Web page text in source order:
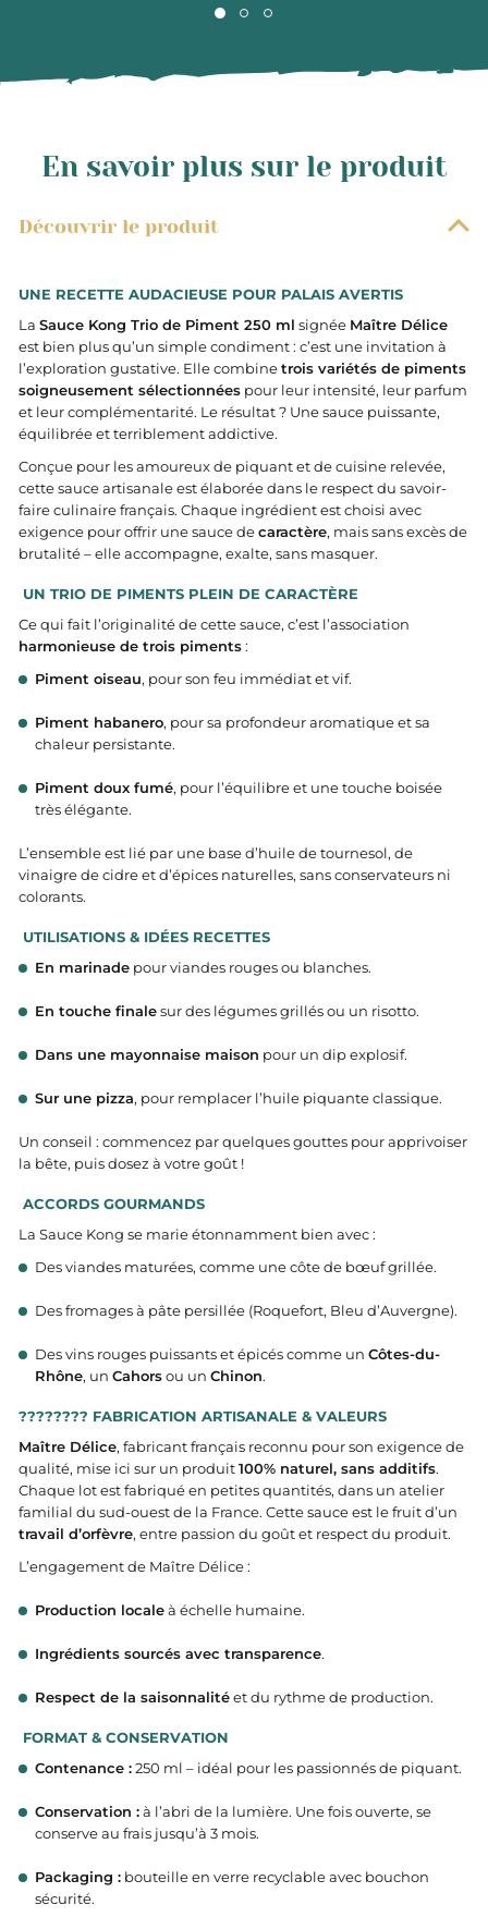
En savoir plus sur le produit
Découvrir le produit
UNE RECETTE AUDACIEUSE POUR PALAIS AVERTIS
La Sauce Kong Trio de Piment 250 ml signée Maître Délice
est bien plus qu’un simple condiment : c’est une invitation à
l’exploration gustative. Elle combinetrois variétés de piments
soigneusement sélectionnées pour leur intensité, leur parfum
et leur complémentarité. Le résultat ? Une sauce puissante,
équilibrée et terriblement addictive.
Conçue pour les amoureux de piquant et de cuisine relevée,
cette sauce artisanale est élaborée dans le respect du savoir-
faire culinaire français. Chaque ingrédient est choisi avec
exigence pour offrir une sauce decaractère, mais sans excès de
brutalité – elle accompagne, exalte, sans masquer.
UN TRIO DE PIMENTS PLEIN DE CARACTÈRE
Ce qui fait l’originalité de cette sauce, c’est l’association
harmonieuse de trois piments:
Piment oiseau, pour son feu immédiat et vif.
Piment habanero, pour sa profondeur aromatique et sa
chaleur persistante.
Piment doux fumé, pour l’équilibre et une touche boisée
très élégante.
L’ensemble est lié par une base d’huile de tournesol, de
vinaigre de cidre et d’épices naturelles, sans conservateurs ni
colorants.
UTILISATIONS & IDÉES RECETTES
En marinade pour viandes rouges ou blanches.
En touche finalesur des légumes grillés ou un risotto.
Dans une mayonnaise maison pour un dip explosif.
Sur une pizza, pour remplacer l’huile piquante classique.
Un conseil : commencez par quelques gouttes pour apprivoiser
la bête, puis dosez à votre goût !
ACCORDS GOURMANDS
La Sauce Kong se marie étonnamment bien avec :
Des viandes maturées, comme une côte de bœuf grillée.
Des fromages à pâte persillée (Roquefort, Bleu d’Auvergne).
Des vins rouges puissants et épicés comme un Côtes-du-
Rhône, un Cahorsou un Chinon.
???????? FABRICATION ARTISANALE & VALEURS
Maître Délice, fabricant français reconnu pour son exigence de
qualité, mise ici sur un produit100% naturel, sans additifs.
Chaque lot est fabriqué en petites quantités, dans un atelier
familial du sud-ouest de la France. Cette sauce est le fruit d’un
travail d’orfèvre, entre passion du goût et respect du produit.
L’engagement de Maître Délice :
Production localeà échelle humaine.
Ingrédients sourcés avec transparence.
Respect de la saisonnalitéet du rythme de production.
FORMAT & CONSERVATION
Contenance :250 ml – idéal pour les passionnés de piquant.
Conservation :à l’abri de la lumière. Une fois ouverte, se
conserve au frais jusqu’à 3 mois.
Packaging : bouteille en verre recyclable avec bouchon
sécurité.